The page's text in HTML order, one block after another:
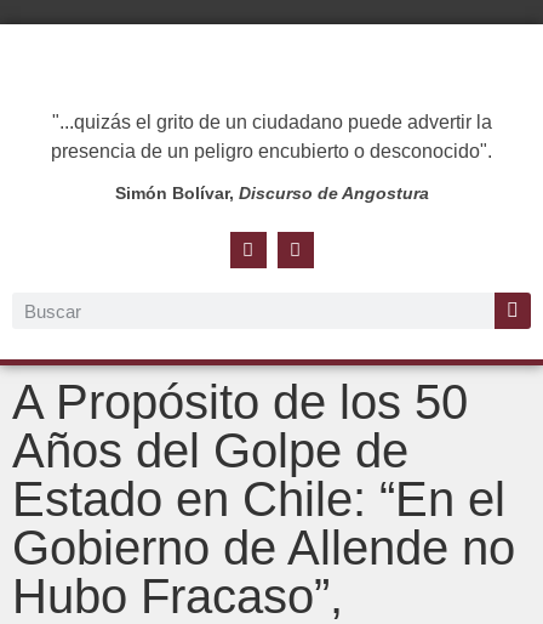
"...quizás el grito de un ciudadano puede advertir la
presencia de un peligro encubierto o desconocido".
Simón Bolívar, Discurso de Angostura
A Propósito de los 50
Años del Golpe de
Estado en Chile: “En el
Gobierno de Allende no
Hubo Fracaso”,